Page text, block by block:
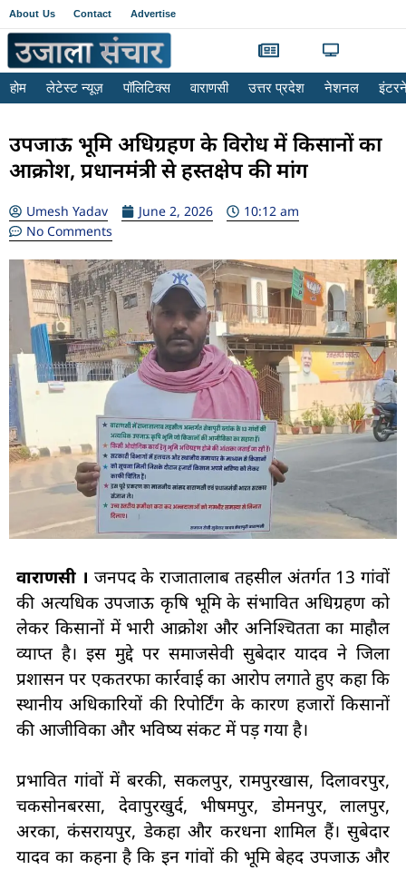
About Us Contact Advertise
होम लेटेस्ट न्यूज़ पॉलिटिक्स वाराणसी उत्तर प्रदेश नेशनल
उपजाऊ भूमि अधिग्रहण के विरोध में किसानों का
आक्रोश, प्रधानमंत्री से हस्तक्षेप की मांग
Umesh Yadav June 2, 2026
10:12 am
No Comments
वाराणसी । जनपद के राजातालाब तहसील अंतर्गत 13 गांवों
की अत्यधिक उपजाऊ कृषि भूमि के संभावित अधिग्रहण को
लेकर किसानों में भारी आक्रोश और अनिश्चितता का माहौल
व्याप्त है। इस मुद्दे पर समाजसेवी सुबेदार यादव ने जिला
प्रशासन पर एकतरफा कार्रवाई का आरोप लगाते हुए कहा कि
स्थानीय अधिकारियों की रिपोर्टिंग के कारण हजारों किसानों
की आजीविका और भविष्य संकट में पड़ गया है।
प्रभावित गांवों में बरकी, सकलपुर, रामपुरखास, दिलावरपुर,
चकसोनबरसा, देवापुरखुर्द, भीषमपुर, डोमनपुर, लालपुर,
अरका, कंसरायपुर, डेकहा और करधना शामिल हैं। सुबेदार
यादव का कहना है कि इन गांवों की भूमि बेहद उपजाऊ और